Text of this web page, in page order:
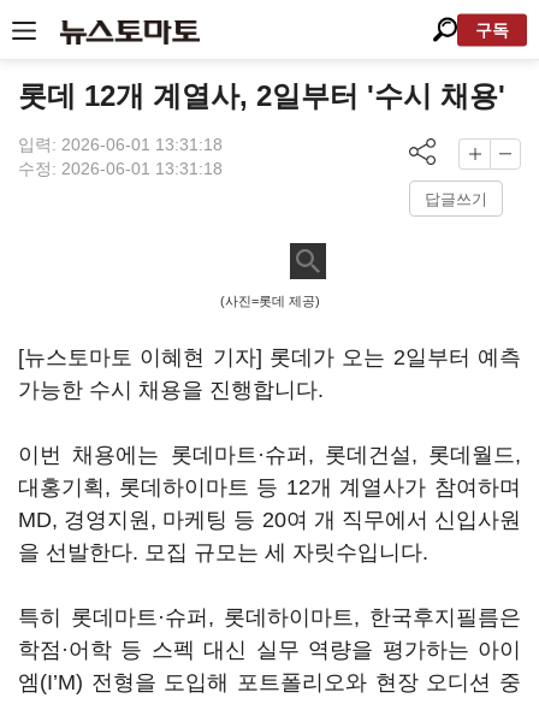
구독
롯데 12개 계열사, 2일부터 '수시 채용'
입력: 2026-06-01 13:31:18
수정: 2026-06-01 13:31:18
답글쓰기
(사진=롯데 제공)
[뉴스토마토 이혜현 기자] 롯데가 오는 2일부터 예측
가능한 수시 채용을 진행합니다.
이번 채용에는 롯데마트·슈퍼, 롯데건설, 롯데월드,
대홍기획, 롯데하이마트 등 12개 계열사가 참여하며
MD, 경영지원, 마케팅 등 20여 개 직무에서 신입사원
을 선발한다. 모집 규모는 세 자릿수입니다.
특히 롯데마트·슈퍼, 롯데하이마트, 한국후지필름은
학점·어학 등 스펙 대신 실무 역량을 평가하는 아이
엠(I’M) 전형을 도입해 포트폴리오와 현장 오디션 중